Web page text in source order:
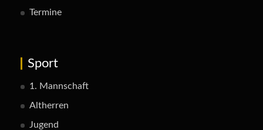
Termine
Sport
1. Mannschaft
Altherren
Jugend